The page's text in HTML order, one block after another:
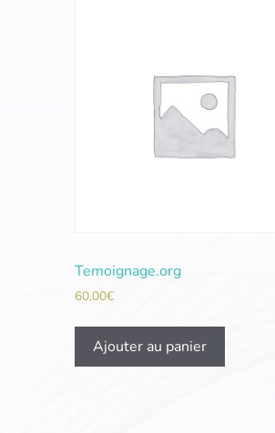
Temoignage.org
60,00€
Ajouter au panier